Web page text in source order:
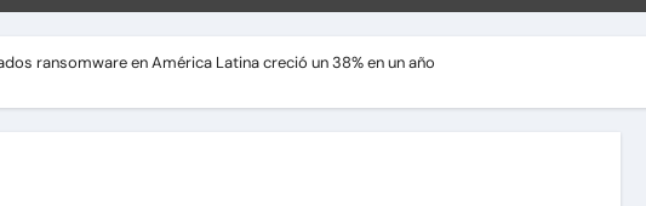
ransomware en América Latina creció un 38% en un año